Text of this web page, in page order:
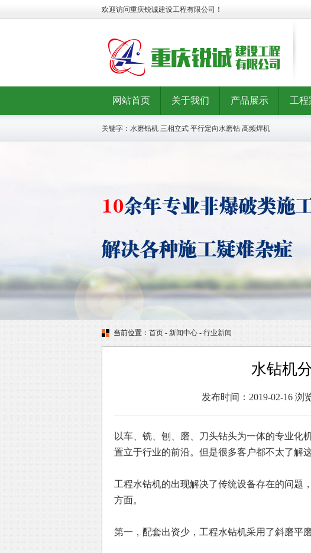
欢迎访问重庆锐诚建设工程有限公司！
网站首页 关于我们 产品展示 工程
关键字： 水磨钻机 三相立式 平行定向水磨钻 高频焊机
当前位置： 首页 - 新闻中心 - 行业新闻
水钻机
发布时间：2019-02-16 浏
以车、铣、刨、磨、刀头钻头为一体的专业化
置立于行业的前沿。但是很多客户都不太了解
工程水钻机的出现解决了传统设备存在的问题
方面。
第一，配套出资少，工程水钻机采用了斜磨平